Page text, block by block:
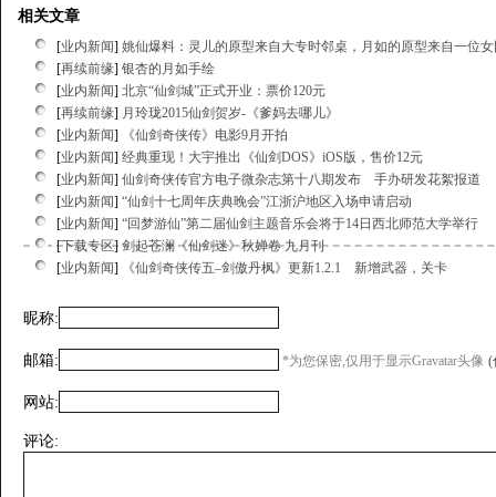
相关文章
[业内新闻] 姚仙爆料：灵儿的原型来自大专时邻桌，月如的原型来自一位
[再续前缘] 银杏的月如手绘
[业内新闻] 北京“仙剑城”正式开业：票价120元
[再续前缘] 月玲珑2015仙剑贺岁-《爹妈去哪儿》
[业内新闻]
《仙剑奇侠传》电影9月开拍
[业内新闻] 经典重现！大宇推出《仙剑DOS》iOS版，售价12元
[业内新闻] 仙剑奇侠传官方电子微杂志第十八期发布 手办研发花絮报道
[业内新闻] “仙剑十七周年庆典晚会”江浙沪地区入场申请启动
[业内新闻] “回梦游仙”第二届仙剑主题音乐会将于14日西北师范大学举行
[下载专区] 剑起苍澜《仙剑迷》秋婵卷 九月刊
[业内新闻] 《仙剑奇侠传五–剑傲丹枫》更新1.2.1 新增武器，关卡
昵称:
邮箱: *为您保密,仅用于显示Gravatar头像 (
网站:
评论: